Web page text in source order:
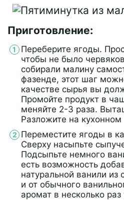
Приготовление:
Переберите ягоды.
чтобы не было
собирали малину
фазенде, этот шаг
качестве сырья вы
Промойте продукт в
меняйте 2-3 раза.
Разложите на кухонном
Переместите ягоды в
Сверху насыпьте
Подсыпьте немного
есть возможность
натуральной ванили из
и от обычного
аромат в несколько раз